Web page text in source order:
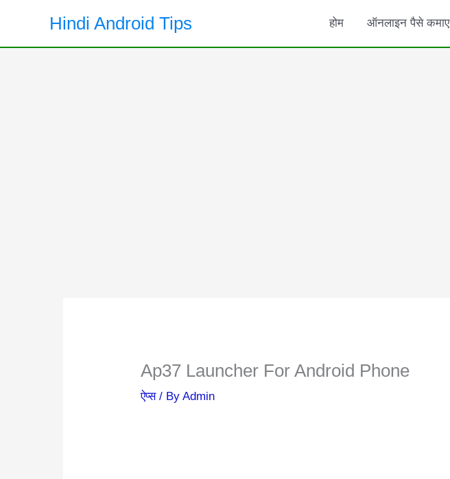
content
Hindi Android Tips होम ऑनलाइन पैसे कमाए
Ap37 Launcher For Android Phone
ऐप्स/ ByAdmin